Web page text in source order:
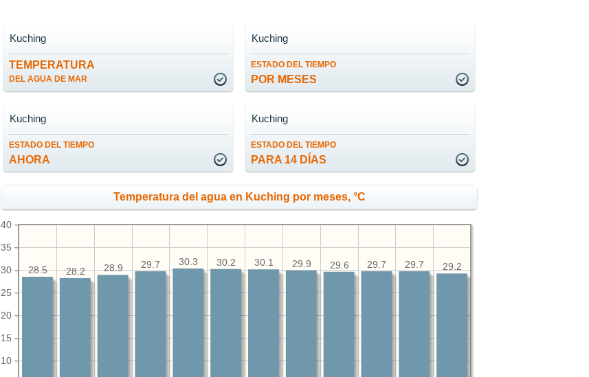
TEMPERATURA
DEL AGUA DE MAR
Kuching
ESTADO DEL TIEMPO
POR MESES
Kuching
ESTADO DEL TIEMPO
AHORA
Kuching
ESTADO DEL TIEMPO
PARA 14 DÍAS
Kuching
Temperatura del agua en Kuching por meses, °C
10
15
20
25
30
35
40
29.2
29.7
29.7
29.6
29.9
30.1
30.2
30.3
29.7
28.9
28.2
28.5